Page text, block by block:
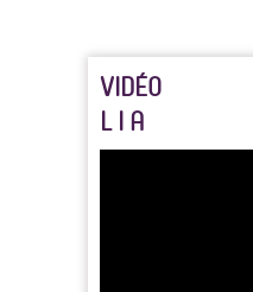
VIDÉO
L I A